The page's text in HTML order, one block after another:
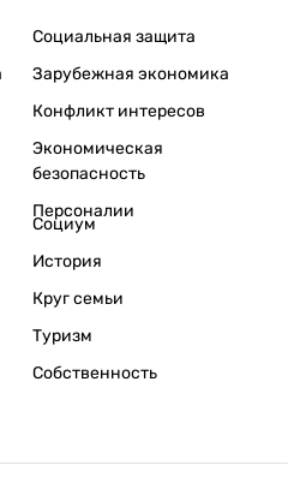
Социальная защита
Зарубежная экономика
Конфликт интересов
Экономическая
безопасность
Персоналии
Социум
История
Круг семьи
Туризм
Собственность